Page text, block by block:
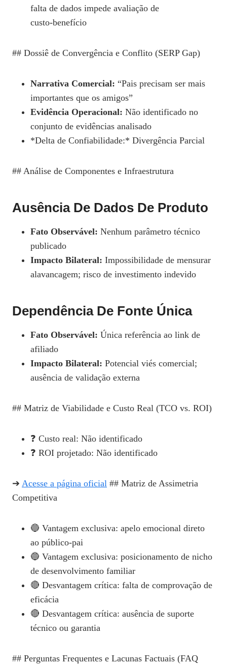
falta de dados impede avaliação de
custo‑benefício
## Dossiê de Convergência e Conflito (SERP Gap)
Narrativa Comercial: “Pais precisam ser mais
importantes que os amigos”
Evidência Operacional: Não identificado no
conjunto de evidências analisado
*Delta de Confiabilidade:* Divergência Parcial
## Análise de Componentes e Infraestrutura
Ausência De Dados De Produto
Fato Observável: Nenhum parâmetro técnico
publicado
Impacto Bilateral: Impossibilidade de mensurar
alavancagem; risco de investimento indevido
Dependência De Fonte Única
Fato Observável: Única referência ao link de
afiliado
Impacto Bilateral: Potencial viés comercial;
ausência de validação externa
## Matriz de Viabilidade e Custo Real (TCO vs. ROI)
❓ Custo real: Não identificado
❓ ROI projetado: Não identificado
➔ Acesse a página oficial ## Matriz de Assimetria
Competitiva
🔵 Vantagem exclusiva: apelo emocional direto
ao público‑pai
🔵 Vantagem exclusiva: posicionamento de nicho
de desenvolvimento familiar
🔴 Desvantagem crítica: falta de comprovação de
eficácia
🔴 Desvantagem crítica: ausência de suporte
técnico ou garantia
## Perguntas Frequentes e Lacunas Factuais (FAQ